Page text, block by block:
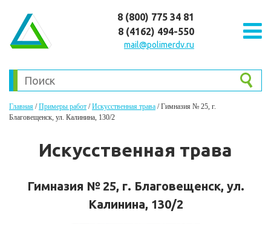
8 (800) 775 34 81
8 (4162) 494-550
mail@polimerdv.ru
Главная /Примеры работ /Искусственная трава /Гимназия № 25, г.
Благовещенск, ул. Калинина, 130/2
Искусственная трава
Гимназия № 25, г. Благовещенск, ул.
Калинина, 130/2